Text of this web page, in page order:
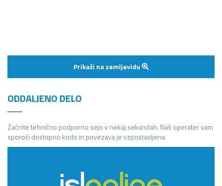
Prikaži na zemljevidu
ODDALJENO DELO
Začnite tehnično podporno sejo v nekaj sekundah. Naš operater vam
sporoči dostopno kodo in povezava je vzpostavljena.